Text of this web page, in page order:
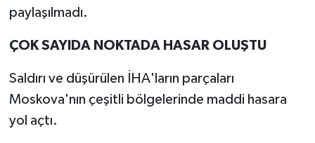
paylaşılmadı.
ÇOK SAYIDA NOKTADA HASAR OLUŞTU
Saldırı ve düşürülen İHA'ların parçaları
Moskova'nın çeşitli bölgelerinde maddi hasara
yol açtı.